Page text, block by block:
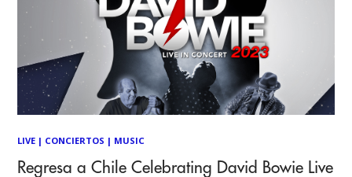
LIVE | CONCIERTOS | MUSIC
Regresa a Chile Celebrating David Bowie Live